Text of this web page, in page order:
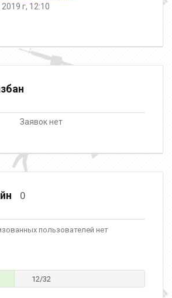
г, 12:10
Заявок нет
0
пользователей нет
12/32